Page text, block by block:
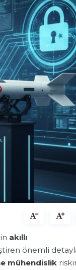
akıllı
önemli
mühendislik